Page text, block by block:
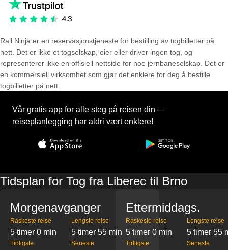
Rail Ninja er en reservasjons­tjeneste for bestilling av togbilletter på
nett. Det er ikke et togselskap, eier eller driver ingen tog, og
representerer ikke en offisiell nettside for noe jernbaneselskap. Det er
en kommersiell virksomhet som gjør det enklere for deg å bestille
togbilletter på nett.
Vår gratis app for alle steg på reisen din —
reiseplanlegging har aldri vært enklere!
Tidsplan for Tog fra Liberec til Brno
Morgenavganger
Raskeste reise
5 timer 0 min
Lengste reise
5 timer 55 min
Tidligste Seneste
Ettermiddags.
Raskeste reise
5 timer 0 min
Lengste reise
5 timer 55
Tidligste Seneste